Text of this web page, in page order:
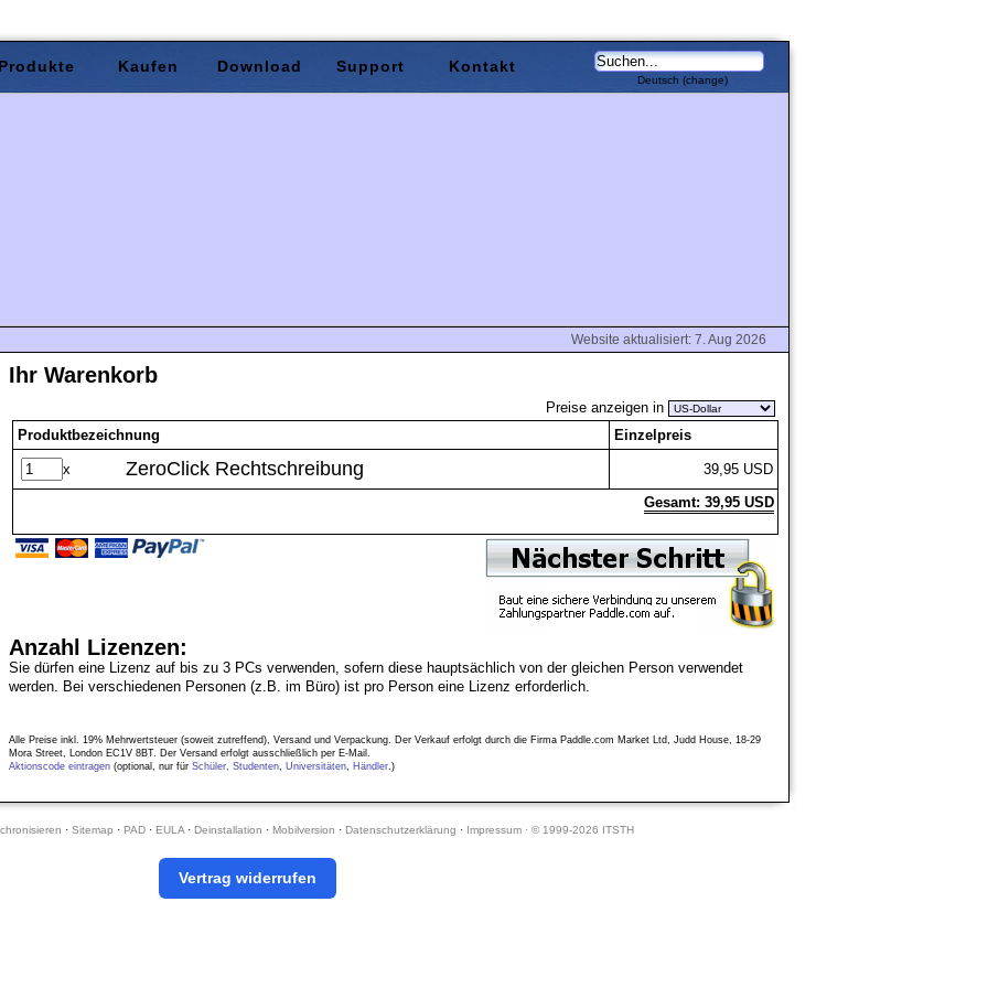
Website aktualisiert: 7. Aug 2026
Ihr Warenkorb
Preise anzeigen in
Produktbezeichnung
Einzelpreis
x ZeroClick Rechtschreibung
39,95 USD
Gesamt: 39,95 USD
Anzahl Lizenzen:
Sie dürfen eine Lizenz auf bis zu 3 PCs verwenden, sofern diese hauptsächlich von der gleichen Person verwendet
werden. Bei verschiedenen Personen (z.B. im Büro) ist pro Person eine Lizenz erforderlich.
Alle Preise inkl. 19% Mehrwertsteuer (soweit zutreffend), Versand und Verpackung. Der Verkauf erfolgt durch die Firma Paddle.com Market Ltd, Judd House, 18-29
Mora Street, London EC1V 8BT. Der Versand erfolgt ausschließlich per E-Mail.
Aktionscode eintragen (optional, nur fürSchüler, Studenten,Universitäten, Händler.)
· Sitemap · PAD· EULA· Deinstallation · Mobilversion · Datenschutzerklärung · Impressum · © 1999-2026 ITSTH
Vertrag widerrufen
Produkte Kaufen Download Support Kontakt
Deutsch (change)